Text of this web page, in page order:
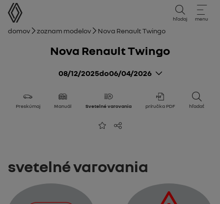
používateľská príručka
hľadaj menu
Navigačný reťazec
Domov Zoznam modelov Nova Renault Twingo
Nova Renault Twingo
08/12/2025do06/04/2026
Preskúmaj Manuál Svetelné varovania príručka PDF hľadať
Pridať k obľúbeným
Zdieľajte
Svetelné varovania